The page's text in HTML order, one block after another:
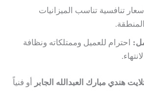
أسعار تنافسية تناسب الميزانيات
احترام للعميل وممتلكاته ونظافة
هندي مبارك العبدالله الجابر
أو فنياً